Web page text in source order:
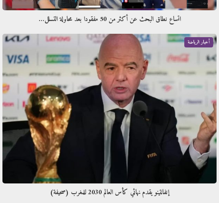
اتساع نطاق البحث عن أكثر من 50 مفقودا بعد محاولة التسلل…
أخبار الرياضة
إنفانتينو يقدم نهائي كأس العالم 2030 للمغرب (صحيفة)